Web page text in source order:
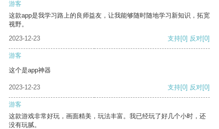
游客
这款app是我学习路上的良师益友，让我能够随时随地学习新知识，拓宽
视野。
2023-12-23
支持[0] 反对[0]
游客
这个是app神器
2023-12-23 支持[0] 反对[0]
游客
这款游戏非常好玩，画面精美，玩法丰富。我已经玩了好几个小时，还
没有玩腻。